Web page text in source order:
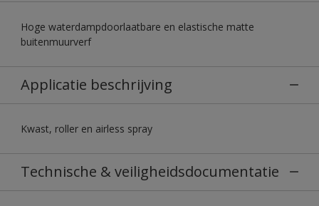
Hoge waterdampdoorlaatbare en elastische matte
buitenmuurverf
Applicatie beschrijving
Kwast, roller en airless spray
Technische & veiligheidsdocumentatie